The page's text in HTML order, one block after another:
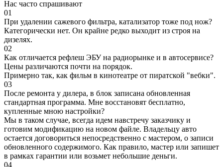
Нас часто спрашивают
01
При удалении сажевого фильтра, катализатор тоже под нож?
Категорически нет. Он крайне редко выходит из строя на
дизелях.
02
Как отличается рефлеш ЭБУ на радиорынке и в автосервисе?
Цены различаются почти на порядок.
Примерно так, как фильм в кинотеатре от пиратской "вебки".
03
После ремонта у дилера, в блок записана обновленная
стандартная программа. Мне восстановят бесплатно,
купленные мною настройки?
Мы в таком случае, всегда идем навстречу заказчику и
готовим модификацию на новом файле. Владельцу авто
остается договориться непосредственно с мастером, о записи
обновленного содержимого. Как правило, мастер или запишет
в рамках гарантии или возьмет небольшие деньги.
04